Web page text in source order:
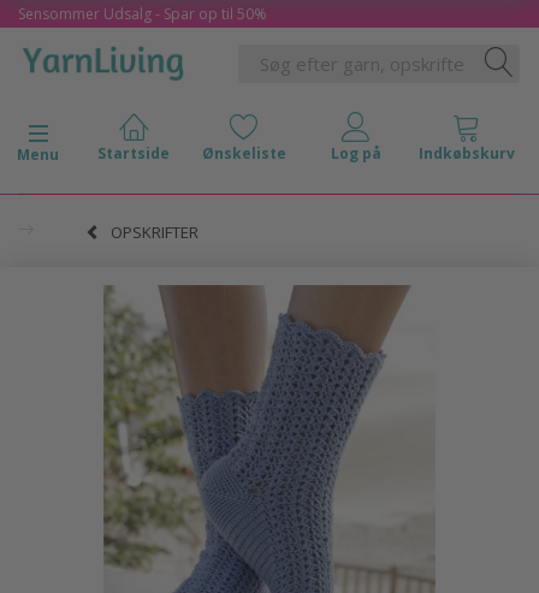
Sensommer Udsalg - Spar op til 50%
Skifte navigation
Menu
OPSKRIFTER